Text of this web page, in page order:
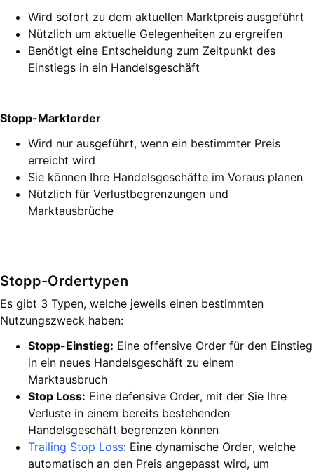
Wird sofort zu dem aktuellen Marktpreis ausgeführt
Nützlich um aktuelle Gelegenheiten zu ergreifen
Benötigt eine Entscheidung zum Zeitpunkt des
Einstiegs in ein Handelsgeschäft
Stopp-Marktorder
Wird nur ausgeführt, wenn ein bestimmter Preis
erreicht wird
Sie können Ihre Handelsgeschäfte im Voraus planen
Nützlich für Verlustbegrenzungen und
Marktausbrüche
Stopp-Ordertypen
Es gibt 3 Typen, welche jeweils einen bestimmten
Nutzungszweck haben:
Stopp-Einstieg: Eine offensive Order für den Einstieg
in ein neues Handelsgeschäft zu einem
Marktausbruch
Stop Loss: Eine defensive Order, mit der Sie Ihre
Verluste in einem bereits bestehenden
Handelsgeschäft begrenzen können
Trailing Stop Loss: Eine dynamische Order, welche
automatisch an den Preis angepasst wird, um